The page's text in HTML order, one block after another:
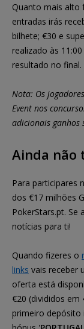
Quanto mais alto
entradas irás
bilhete; €30 e
realizado às
resultado no final.
Nota: Os
Event nos
adicionais ganhos
Ainda não
Para participares
dos €17 milhões
PokerStars.pt.
notícias para ti!
Quando fizeres o
links vais receber
oferta está
€20 (divididos em
primeiro depósito